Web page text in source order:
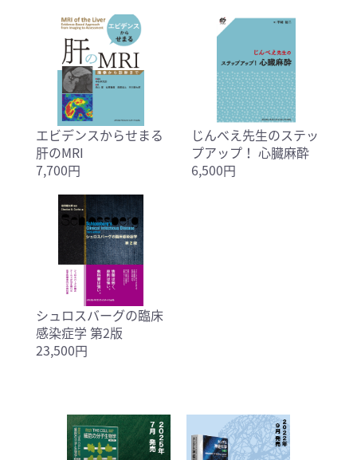
エビデンスからせまる
肝のMRI
7,700円
じんべえ先生のステッ
プアップ！ 心臓麻酔
6,500円
シュロスバーグの臨床
感染症学 第2版
23,500円